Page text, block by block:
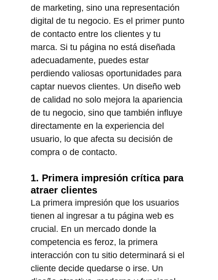
de marketing, sino una representación
digital de tu negocio. Es el primer punto
de contacto entre los clientes y tu
marca. Si tu página no está diseñada
adecuadamente, puedes estar
perdiendo valiosas oportunidades para
captar nuevos clientes. Un diseño web
de calidad no solo mejora la apariencia
de tu negocio, sino que también influye
directamente en la experiencia del
usuario, lo que afecta su decisión de
compra o de contacto.
1. Primera impresión crítica para
atraer clientes
La primera impresión que los usuarios
tienen al ingresar a tu página web es
crucial. En un mercado donde la
competencia es feroz, la primera
interacción con tu sitio determinará si el
cliente decide quedarse o irse. Un